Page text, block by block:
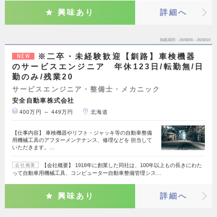
興味あり 詳細へ
掲載期間 26/08/06～26/08/19
NEW
※二卒・未経験歓迎【釧路】車検機器
のサービスエンジニア 年休123日/転勤無/日
勤のみ/残業20
サービスエンジニア・整備士・メカニック
安全自動車株式会社
400万円 ～ 449万円 北海道
【仕事内容】 車検機器やリフト・ジャッキ等の自動車整備
用機械工具のアフターメンテナンス、修理などを 担当して
いただきます。…
会社概要
【会社概要】 1918年に創業した同社は、100年以上もの長きにわた
って自動車用機械工具、コンピューター自動車整備管理シス…
興味あり 詳細へ